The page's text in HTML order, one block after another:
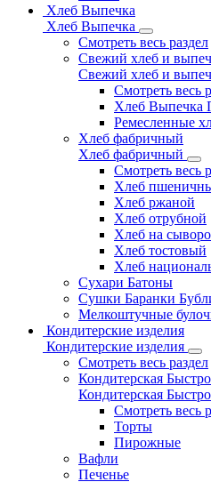
Хлеб Выпечка
Хлеб Выпечка
Смотреть весь раздел
Свежий хлеб и
Свежий хлеб и
Смотреть весь
Хлеб Выпечка
Ремесленные
Хлеб фабричный
Хлеб фабричный
Смотреть весь
Хлеб
Хлеб ржаной
Хлеб отрубной
Хлеб на
Хлеб тостовый
Хлеб
Сухари Батоны
Сушки Баранки
Мелкоштучные
Кондитерские изделия
Кондитерские изделия
Смотреть весь раздел
Кондитерская
Кондитерская
Смотреть весь
Торты
Пирожные
Вафли
Печенье